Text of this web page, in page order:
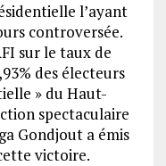
l’ayant
controversée.
sur le taux de
des électeurs
» du Haut-
spectaculaire
Gondjout a émis
victoire.